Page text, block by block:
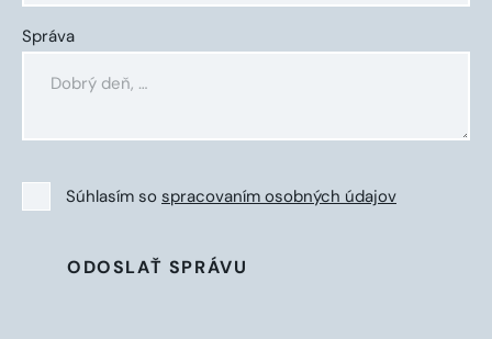
Správa
Súhlasím so spracovaním osobných údajov
ODOSLAŤ SPRÁVU